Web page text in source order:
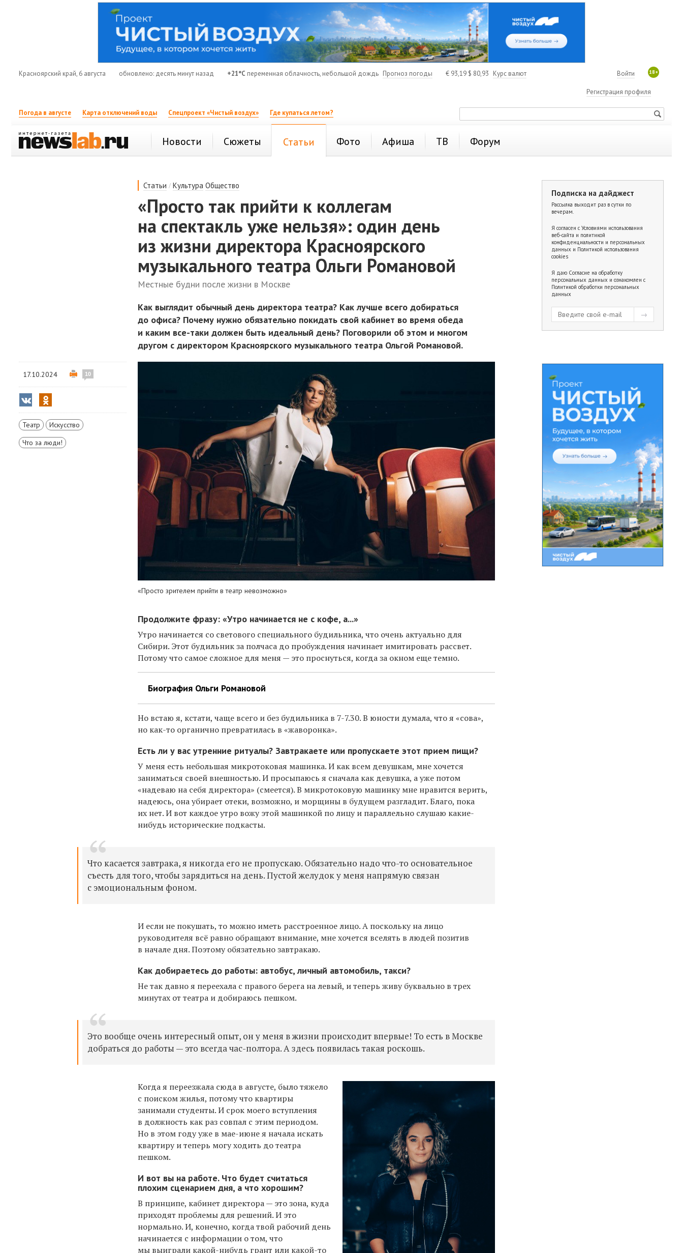
Красноярский край, 6 августа обновлено: десять минут назад +21°C переменная облачность, небольшой дождь Прогноз погоды € 93,19 $ 80,93 Курс валют 18+
Войти
Регистрация профиля
Погода в августе Карта отключений воды Спецпроект «Чистый воздух» Где купаться летом?
Новости Сюжеты Статьи Фото Афиша ТВ Форум
Статьи /Культура Общество
«Просто так прийти к коллегам
на спектакль уже нельзя»: один день
из жизни директора Красноярского
музыкального театра Ольги Романовой
Местные будни после жизни в Москве
Как выглядит обычный день директора театра? Как лучше всего добираться
до офиса? Почему нужно обязательно покидать свой кабинет во время обеда
и каким все-таки должен быть идеальный день? Поговорили об этом и многом
другом с директором Красноярского музыкального театра Ольгой Романовой.
17.10.2024 10
Театр
Искусство
Что за люди!
«Просто зрителем прийти в театр невозможно»
Продолжите фразу: «Утро начинается не с кофе, а...»
Утро начинается со светового специального будильника, что очень актуально для
Сибири. Этот будильник за полчаса до пробуждения начинает имитировать рассвет.
Потому что самое сложное для меня — это проснуться, когда за окном еще темно.
Биография Ольги Романовой
Но встаю я, кстати, чаще всего и без будильника в 7-7.30. В юности думала, что я «сова»,
но как-то органично превратилась в «жаворонка».
Есть ли у вас утренние ритуалы? Завтракаете или пропускаете этот прием пищи?
У меня есть небольшая микротоковая машинка. И как всем девушкам, мне хочется
заниматься своей внешностью. И просыпаюсь я сначала как девушка, а уже потом
«надеваю на себя директора» (смеется). В микротоковую машинку мне нравится верить,
надеюсь, она убирает отеки, возможно, и морщины в будущем разгладит. Благо, пока
их нет. И вот каждое утро вожу этой машинкой по лицу и параллельно слушаю какие-
нибудь исторические подкасты.
Что касается завтрака, я никогда его не пропускаю. Обязательно надо что-то основательное
съесть для того, чтобы зарядиться на день. Пустой желудок у меня напрямую связан
с эмоциональным фоном.
И если не покушать, то можно иметь расстроенное лицо. А поскольку на лицо
руководителя всё равно обращают внимание, мне хочется вселять в людей позитив
в начале дня. Поэтому обязательно завтракаю.
Как добираетесь до работы: автобус, личный автомобиль, такси?
Не так давно я переехала с правого берега на левый, и теперь живу буквально в трех
минутах от театра и добираюсь пешком.
Это вообще очень интересный опыт, он у меня в жизни происходит впервые! То есть в Москве
добраться до работы — это всегда час-полтора. А здесь появилась такая роскошь.
Когда я переезжала сюда в августе, было тяжело
с поиском жилья, потому что квартиры
занимали студенты. И срок моего вступления
в должность как раз совпал с этим периодом.
Но в этом году уже в мае-июне я начала искать
квартиру и теперь могу ходить до театра
пешком.
И вот вы на работе. Что будет считаться
плохим сценарием дня, а что хорошим?
В принципе, кабинет директора — это зона, куда
приходят проблемы для решений. И это
нормально. И, конечно, когда твой рабочий день
начинается с информации о том, что
мы выиграли какой-нибудь грант или какой-то
Подписка на дайджест
Рассылка выходит раз в сутки по
вечерам.
Я согласен с Условиями использования
веб-сайта и политикой
конфиденциальности и персональных
данных и Политикой использования
cookies
Я даю Согласие на обработку
персональных данных и ознакомлен с
Политикой обработки персональных
данных